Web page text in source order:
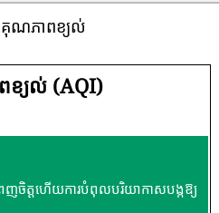
គុណភាពខ្យល់
ខ្យល់ (AQI)
ចិត្តហើយការបំពុលបរិយាកាសបង្កឱ្យ